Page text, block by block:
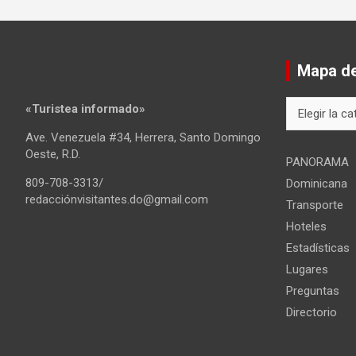
«Turistea informado»
Ave. Venezuela #34, Herrera, Santo Domingo
Oeste, R.D.
809-708-3313/
redacciónvisitantes.do@gmail.com
Mapa
del
PANORAMA
Dominicana
Transporte
Hoteles
Estadísticas
Lugares
Preguntas
Directorio